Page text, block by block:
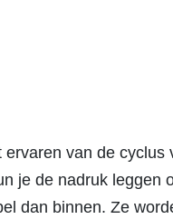
van de cyclus
je de nadruk leggen
dan binnen. Ze